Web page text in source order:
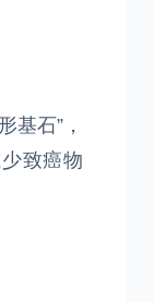
基石”，
致癌物